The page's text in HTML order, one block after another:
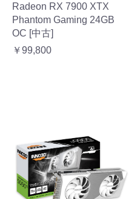
Radeon RX 7900 XTX
Phantom Gaming 24GB
OC [中古]
￥99,800